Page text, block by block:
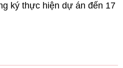
ký thực hiện dự án đến 17